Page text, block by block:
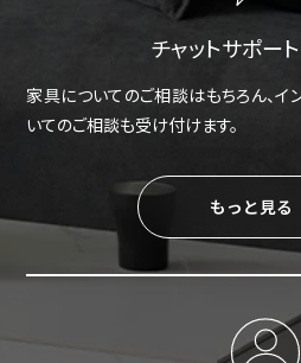
チャットサポー
家具についてのご相談はもちろん、イ
いてのご相談も受け付けます。
もっと見る